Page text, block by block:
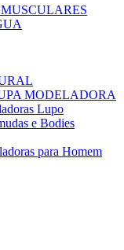
MODELADORA
Lupo
e Bodies
para Homem